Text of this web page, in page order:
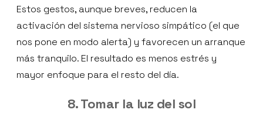
Estos gestos, aunque breves, reducen la
activación del sistema nervioso simpático (el que
nos pone en modo alerta) y favorecen un arranque
más tranquilo. El resultado es menos estrés y
mayor enfoque para el resto del día.
8. Tomar la luz del sol